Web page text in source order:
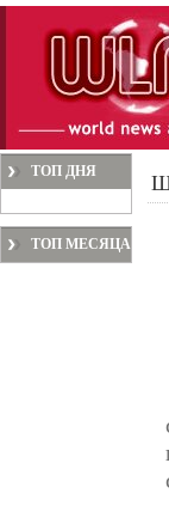
ТОП ДНЯ
ТОП МЕСЯЦА